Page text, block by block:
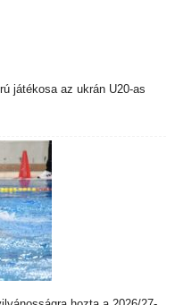
játékosa az ukrán U20-as